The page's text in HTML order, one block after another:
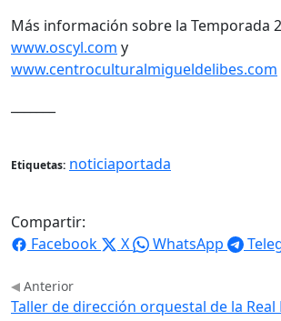
Más información sobre la Temporada
www.oscyl.com y
www.centroculturalmigueldelibes.com
Etiquetas: noticiaportada
Compartir:
Facebook
X WhatsApp
Anterior
Taller de dirección orquestal de la